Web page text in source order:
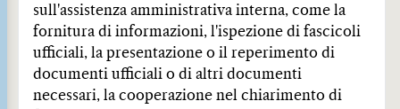
sull'assistenza amministrativa interna, come la
fornitura di informazioni, l'ispezione di fascicoli
ufficiali, la presentazione o il reperimento di
documenti ufficiali o di altri documenti
necessari, la cooperazione nel chiarimento di